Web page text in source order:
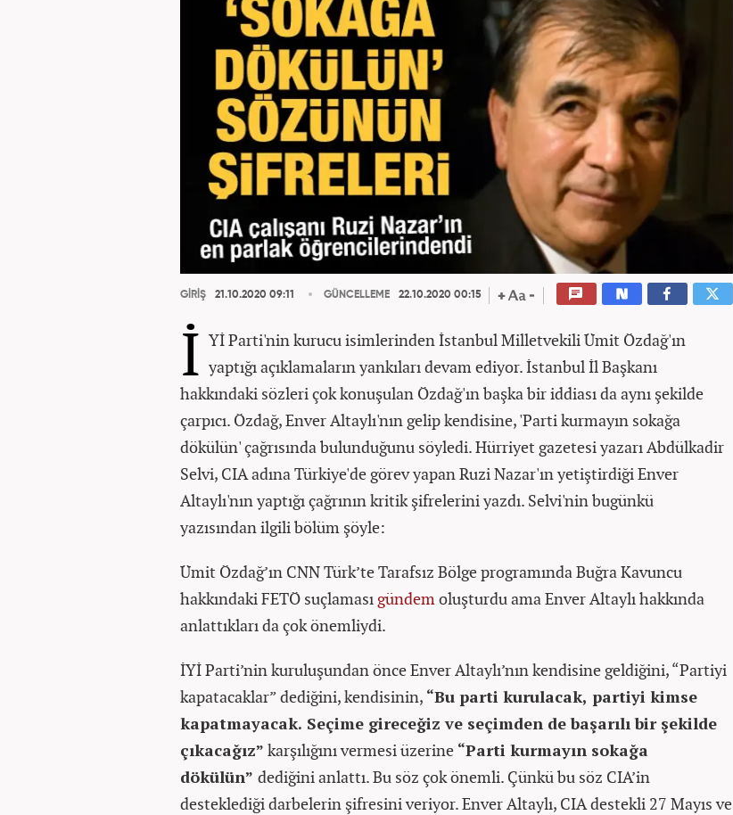
GİRİŞ 21.10.2020 09:11 GÜNCELLEME 22.10.2020 00:15
İ Yİ Parti'nin kurucu isimlerinden İstanbul Milletvekili Ümit Özdağ'ın
yaptığı açıklamaların yankıları devam ediyor. İstanbul İl Başkanı
hakkındaki sözleri çok konuşulan Özdağ'ın başka bir iddiası da aynı şekilde
çarpıcı. Özdağ, Enver Altaylı'nın gelip kendisine, 'Parti kurmayın sokağa
dökülün' çağrısında bulunduğunu söyledi. Hürriyet gazetesi yazarı Abdülkadir
Selvi, CIA adına Türkiye'de görev yapan Ruzi Nazar'ın yetiştirdiği Enver
Altaylı'nın yaptığı çağrının kritik şifrelerini yazdı. Selvi'nin bugünkü
yazısından ilgili bölüm şöyle:
Ümit Özdağ’ın CNN Türk’te Tarafsız Bölge programında Buğra Kavuncu
hakkındaki FETÖ suçlaması gündemoluşturdu ama Enver Altaylı hakkında
anlattıkları da çok önemliydi.
İYİ Parti’nin kuruluşundan önce Enver Altaylı’nın kendisine geldiğini, “Partiyi
kapatacaklar” dediğini, kendisinin, “Bu parti kurulacak, partiyi kimse
kapatmayacak. Seçime gireceğiz ve seçimden de başarılı bir şekilde
çıkacağız” karşılığını vermesi üzerine “Parti kurmayın sokağa
dökülün” dediğini anlattı. Bu söz çok önemli. Çünkü bu söz CIA’in
desteklediği darbelerin şifresini veriyor. Enver Altaylı, CIA destekli 27 Mayıs ve